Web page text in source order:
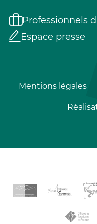
Professionnels
Espace presse
Mentions légales